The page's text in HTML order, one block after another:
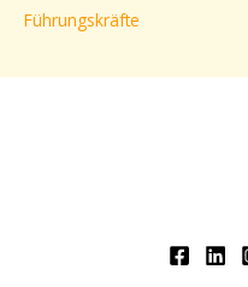
Führungskräfte